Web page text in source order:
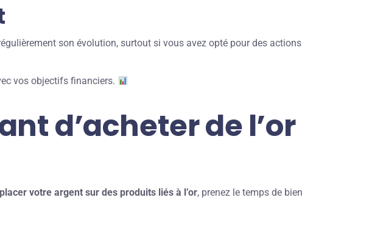
son évolution, surtout si vous avez opté pour des actions
vos objectifs financiers.
d’acheter de l’or
placer votre argent sur des produits liés à l’or, prenez le temps de bien